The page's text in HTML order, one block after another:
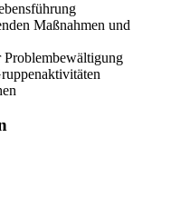
Maßnahmen und